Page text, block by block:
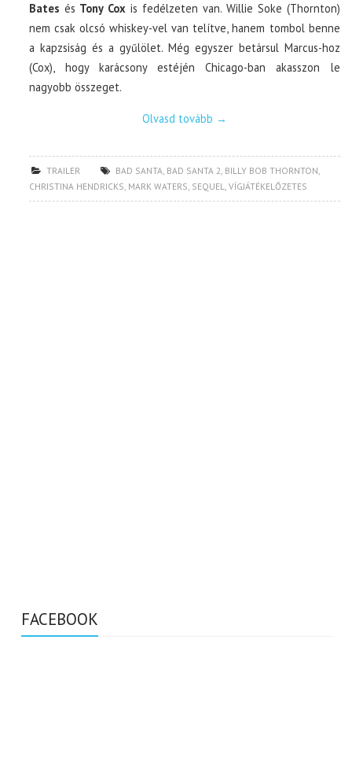
Bates és Tony Cox is fedélzeten van. Willie Soke (Thornton)
nem csak olcsó whiskey-vel van telítve, hanem tombol benne
a kapzsiság és a gyűlölet. Még egyszer betársul Marcus-hoz
(Cox), hogy karácsony estéjén Chicago-ban akasszon le
nagyobb összeget.
Olvasd tovább →
TRAILER BAD SANTA, BAD SANTA 2, BILLY BOB THORNTON,
CHRISTINA HENDRICKS, MARK WATERS, SEQUEL,VÍGJÁTÉKELŐZETES
FACEBOOK